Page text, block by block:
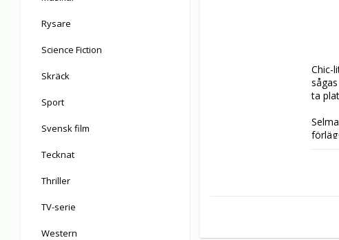
Rysare
Science Fiction
Skräck
Sport
Svensk film
Tecknat
Thriller
TV-serie
Western
Chic-
ta